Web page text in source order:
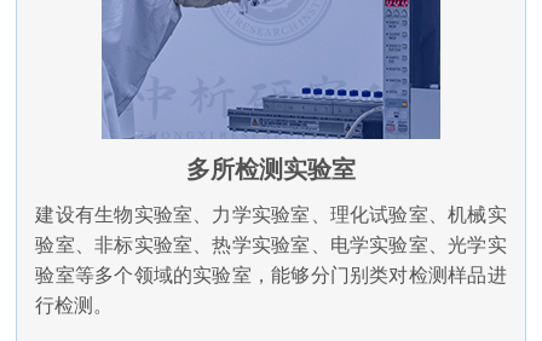
多所检测实验室
建设有生物实验室、力学实验室、理化试验室、机械实
验室、非标实验室、热学实验室、电学实验室、光学实
验室等多个领域的实验室，能够分门别类对检测样品进
行检测。